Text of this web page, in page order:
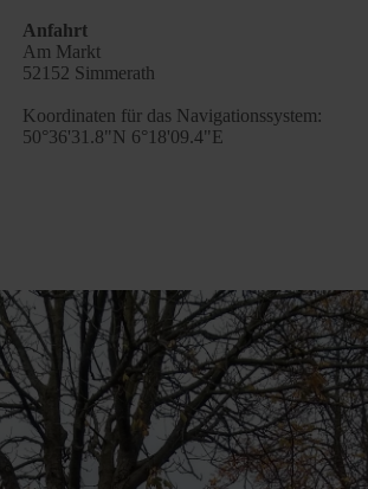
Anfahrt
Am Markt
52152 Simmerath
Koordinaten für das Navigationssystem:
50°36'31.8"N 6°18'09.4"E